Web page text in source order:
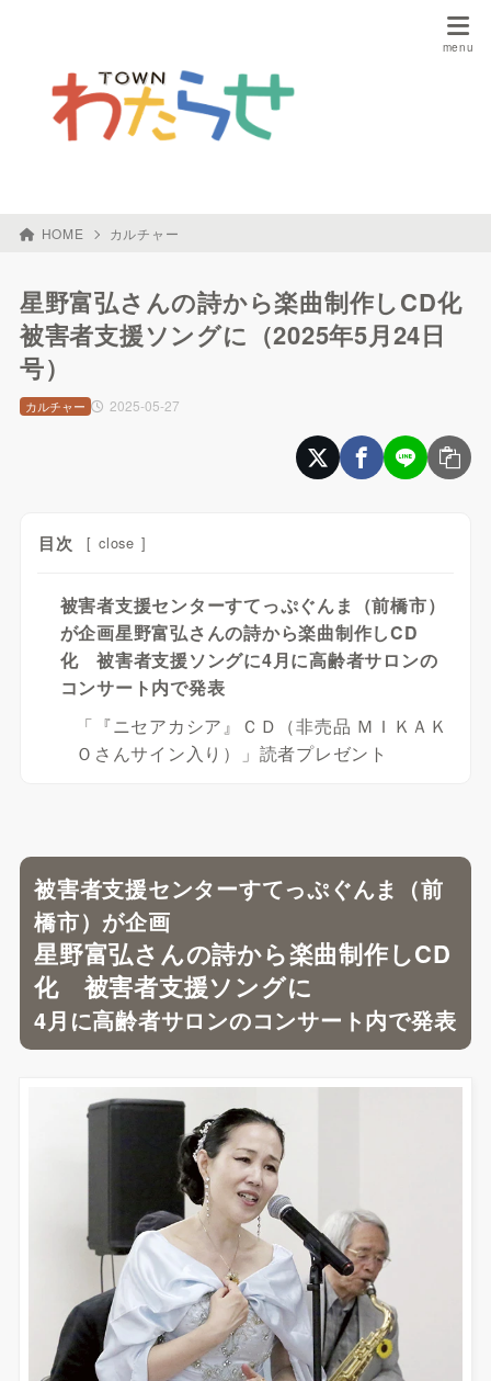
HOME カルチャー
星野富弘さんの詩から楽曲制作しCD化
被害者支援ソングに（2025年5月24日
号）
2025-05-27
カルチャー
目次 [ close ]
被害者支援センターすてっぷぐんま（前橋市）
が企画星野富弘さんの詩から楽曲制作しCD
化 被害者支援ソングに4月に高齢者サロンの
コンサート内で発表
「『ニセアカシア』ＣＤ（非売品 ＭＩＫＡＫ
Ｏさんサイン入り）」読者プレゼント
被害者支援センターすてっぷぐんま（前
橋市）が企画
星野富弘さんの詩から楽曲制作しCD
化 被害者支援ソングに
4月に高齢者サロンのコンサート内で発表